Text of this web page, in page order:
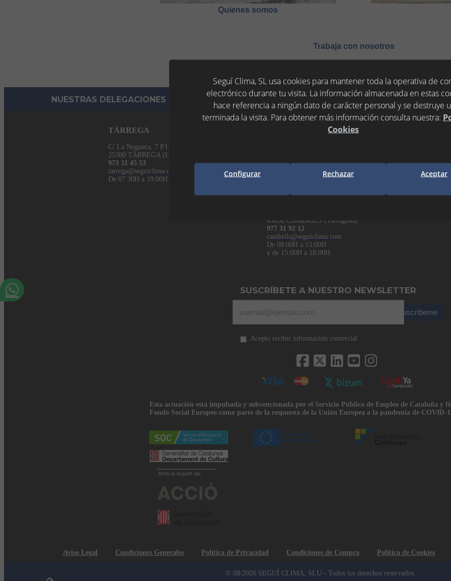
Quienes somos
Trabaja con nosotros
NUESTRAS DELEGACIONES
TÀRREGA
C/ La Noguera, 7 P.I. Llevant
25300 TÀRREGA (Lleida)
973 31 45 53
tarrega@seguiclima.com
De 07:30H a 19:00H
973 21 35 55
lleida@seguiclima.com
De 07:30h a 18:30h
938 74
CAMBRILS
43850 CAMBRILS (Tarragona)
977 31 92 12
cambrils@seguiclima.com
De 08:00H a 13:00H
y de 15:00H a 18:00H
SUSCRÍBETE A NUESTRO NEWSLETTER
Suscríbeme
Acepto recibir información comercial
Esta actuación está impulsada y subvencionada por el Servicio Público de Empleo de Cataluña y
Fondo Social Europeo como parte de la respuesta de la Unión Europea a la pandemia de COVID-
Aviso Legal Condiciones Generales Política de Privacidad Condiciones de Compra Política de Cookies
© 08/2026 SEGUÍ CLIMA, SLU - Todos los derechos reservados.
Seguí Clima, SL usa cookies para mantener toda la operativa de
electrónico durante tu visita. La información almacenada en estas
hace referencia a ningún dato de carácter personal y se destruye
terminada la visita. Para obtener más información consulta nuestra:
Cookies
Configurar Rechazar Aceptar